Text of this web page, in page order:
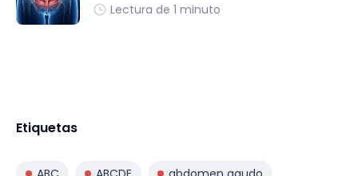
Lectura de 1 minuto
Etiquetas